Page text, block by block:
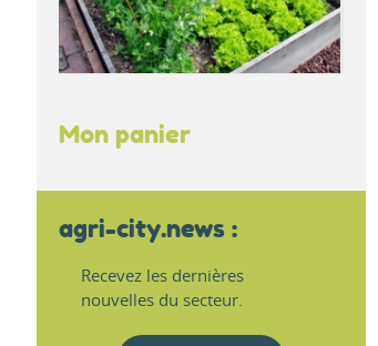
Mon panier
agri-city.news :
Recevez les dernières
nouvelles du secteur.